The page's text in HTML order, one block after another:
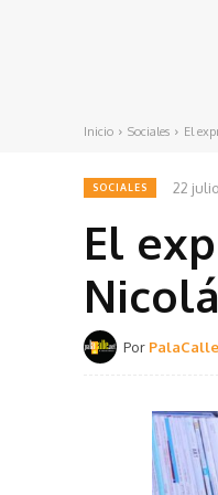
Inicio Sociales El
SOCIALES 22
El
Por